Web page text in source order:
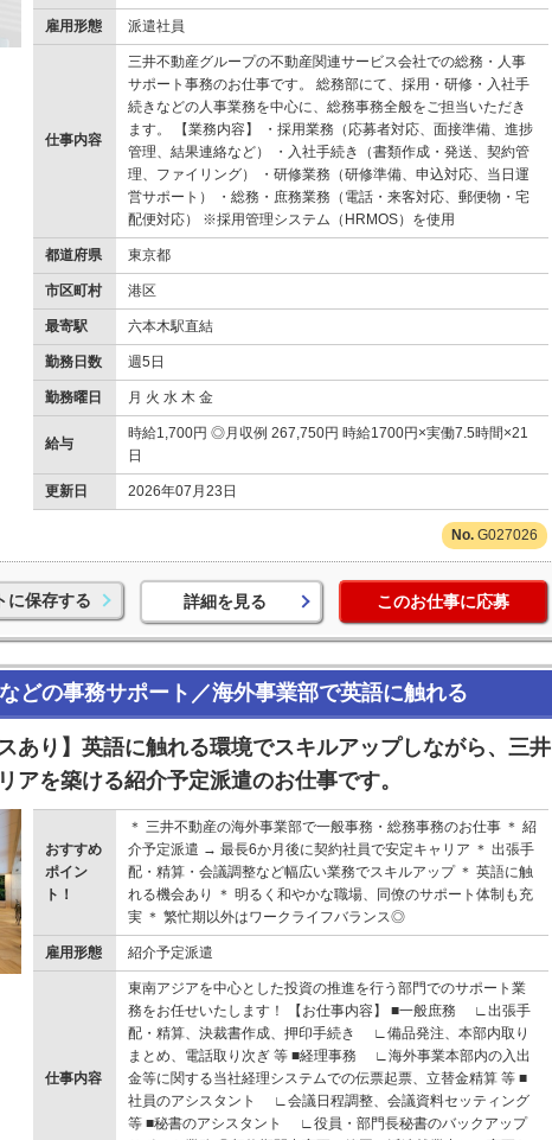
雇用形態 派遣社員
仕事内容
三井不動産グループの不動産関連サービス会社での総務・人事
サポート事務のお仕事です。 総務部にて、採用・研修・入社手
続きなどの人事業務を中心に、総務事務全般をご担当いただき
ます。 【業務内容】 ・採用業務（応募者対応、面接準備、進捗
管理、結果連絡など） ・入社手続き（書類作成・発送、契約管
理、ファイリング） ・研修業務（研修準備、申込対応、当日運
営サポート） ・総務・庶務業務（電話・来客対応、郵便物・宅
配便対応） ※採用管理システム（HRMOS）を使用
都道府県 東京都
市区町村 港区
最寄駅 六本木駅直結
勤務日数 週5日
勤務曜日 月 火 水 木 金
給与
時給1,700円 ◎月収例 267,750円 時給1700円×実働7.5時間×21
日
更新日 2026年07月23日
G027026
に保存する 詳細を見る このお仕事に応募
どの事務サポート／海外事業部で英語に触れる
あり】英語に触れる環境でスキルアップしながら、三井
アを築ける紹介予定派遣のお仕事です。
おすすめ
ポイン
ト！
＊ 三井不動産の海外事業部で一般事務・総務事務のお仕事 ＊ 紹
介予定派遣 → 最長6か月後に契約社員で安定キャリア ＊ 出張手
配・精算・会議調整など幅広い業務でスキルアップ ＊ 英語に触
れる機会あり ＊ 明るく和やかな職場、同僚のサポート体制も充
実 ＊ 繁忙期以外はワークライフバランス◎
雇用形態 紹介予定派遣
仕事内容
東南アジアを中心とした投資の推進を行う部門でのサポート業
務をお任せいたします！ 【お仕事内容】 ■一般庶務 ∟出張手
配・精算、決裁書作成、押印手続き ∟備品発注、本部内取り
まとめ、電話取り次ぎ 等 ■経理事務 ∟海外事業本部内の入出
金等に関する当社経理システムでの伝票起票、立替金精算 等 ■
社員のアシスタント ∟会議日程調整、会議資料セッティング
等 ■秘書のアシスタント ∟役員・部門長秘書のバックアップ